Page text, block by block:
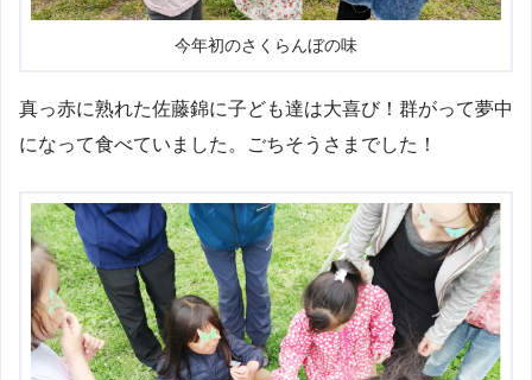
今年初のさくらんぼの味
真っ赤に熟れた佐藤錦に子ども達は大喜び！群がって夢中
になって食べていました。ごちそうさまでした！